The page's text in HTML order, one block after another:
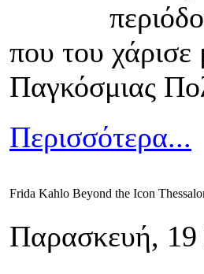
που του
Παγκόσμιας
Περισσότερα...
Frida Kahlo Beyond the Icon
Παρασκευή, 19